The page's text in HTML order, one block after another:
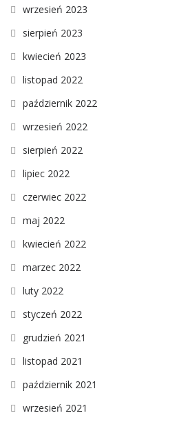
wrzesień 2023
sierpień 2023
kwiecień 2023
listopad 2022
październik 2022
wrzesień 2022
sierpień 2022
lipiec 2022
czerwiec 2022
maj 2022
kwiecień 2022
marzec 2022
luty 2022
styczeń 2022
grudzień 2021
listopad 2021
październik 2021
wrzesień 2021